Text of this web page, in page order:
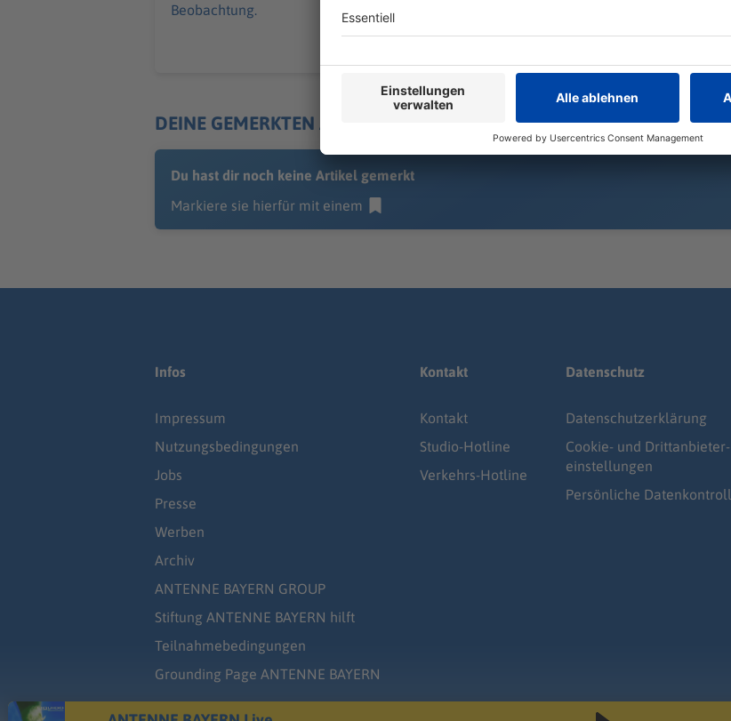
Beobachtung.
DEINE GEMERKTEN ARTIKEL
Du hast dir noch keine Artikel gemerkt
Markiere sie hierfür mit einem
Infos
Impressum
Nutzungsbedingungen
Jobs
Presse
Werben
Archiv
ANTENNE BAYERN GROUP
Stiftung ANTENNE BAYERN hilft
Teilnahmebedingungen
Grounding Page ANTENNE BAYERN
Kontakt
Kontakt
Studio-Hotline
Verkehrs-Hotline
Datenschutz
Datenschutz­erklärung
Cookie- und Drittanbieter-
einstellungen
Persönliche